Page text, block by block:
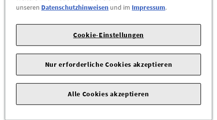
Mittelpunkt. Deshalb arbeiten wir eng mit Ihnen zusammen
und setzen Ihre Vorstellungen in die Tat um. Unsere
Mitarbeiter sind alleauf die Marke VW spezialisiert und mit
einem hohen Qualitätsanspruch am Werk, um Ihnen das
jetzt für ein benötigtes Produkt oder eine notwendige
Leistung undlassen Sie sich bei einem Servicetermin in der
unseren Datenschutzhinweisen und im Impressum.
Cookie-Einstellungen
Nur erforderliche Cookies akzeptieren
Alle Cookies akzeptieren